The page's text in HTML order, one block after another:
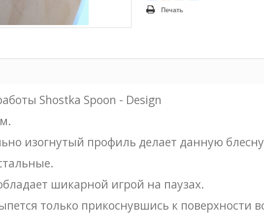
Печать
Shostka Spoon - Design
изогнутый профиль делает данную блесну
шикарной игрой на паузах.
только прикоснувшись к поверхности